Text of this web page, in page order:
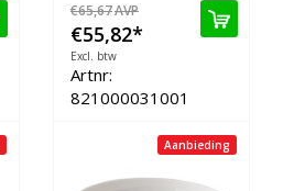
€65,67AVP
€55,82*
Excl. btw
Artnr:
821000031001
Aanbieding